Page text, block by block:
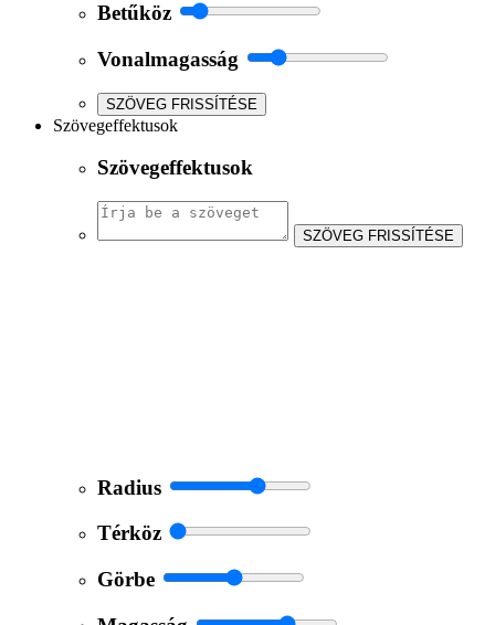
Betűköz
Vonalmagasság
SZÖVEG FRISSÍTÉSE
Szövegeffektusok
Szövegeffektusok
SZÖVEG FRISSÍTÉSE
Radius
Térköz
Görbe